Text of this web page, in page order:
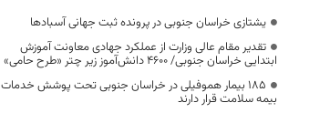
یشتازی خراسان جنوبی در پرونده ثبت جهانی آسبادها
تقدیر مقام عالی وزارت از عملکرد جهادی معاونت آموزش
ابتدایی خراسان جنوبی/ ۴۶۰۰ دانش‌آموز زیر چتر «طرح حامی»
۱۸۵ بیمار هموفیلی در خراسان جنوبی تحت پوشش خدمات
بیمه سلامت قرار دارند